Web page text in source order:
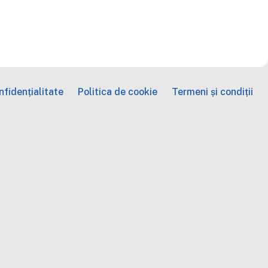
Politica de cookie Termeni și condiții